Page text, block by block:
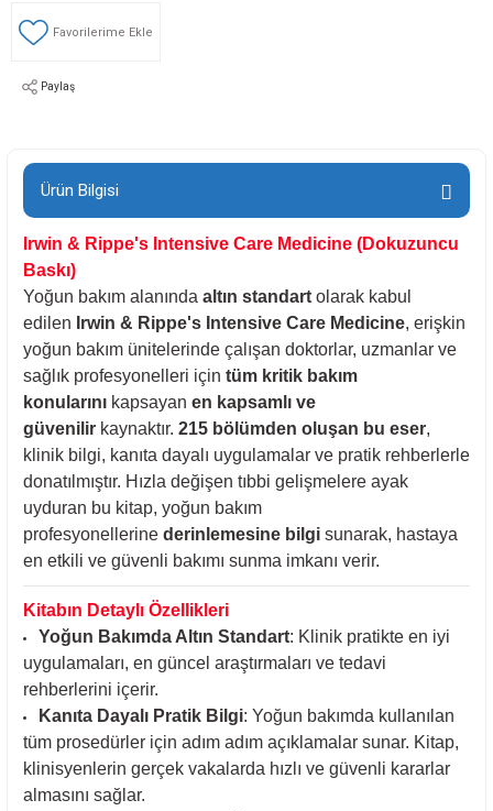
Paylaş
Ürün Bilgisi
Irwin & Rippe's Intensive Care Medicine (Dokuzuncu
Baskı)
Yoğun bakım alanında altın standart olarak kabul
edilen Irwin & Rippe's Intensive Care Medicine, erişkin
yoğun bakım ünitelerinde çalışan doktorlar, uzmanlar ve
sağlık profesyonelleri için tüm kritik bakım
konularını kapsayan en kapsamlı ve
güvenilir kaynaktır. 215 bölümden oluşan bu eser,
klinik bilgi, kanıta dayalı uygulamalar ve pratik rehberlerle
donatılmıştır. Hızla değişen tıbbi gelişmelere ayak
uyduran bu kitap, yoğun bakım
profesyonellerine derinlemesine bilgi sunarak, hastaya
en etkili ve güvenli bakımı sunma imkanı verir.
Kitabın Detaylı Özellikleri
Yoğun Bakımda Altın Standart: Klinik pratikte en iyi
uygulamaları, en güncel araştırmaları ve tedavi
rehberlerini içerir.
Kanıta Dayalı Pratik Bilgi: Yoğun bakımda kullanılan
tüm prosedürler için adım adım açıklamalar sunar. Kitap,
klinisyenlerin gerçek vakalarda hızlı ve güvenli kararlar
almasını sağlar.